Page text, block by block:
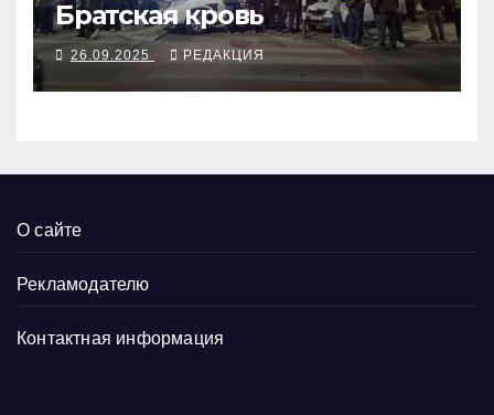
Братская кровь
26.09.2025 РЕДАКЦИЯ
О сайте
Рекламодателю
Контактная информация